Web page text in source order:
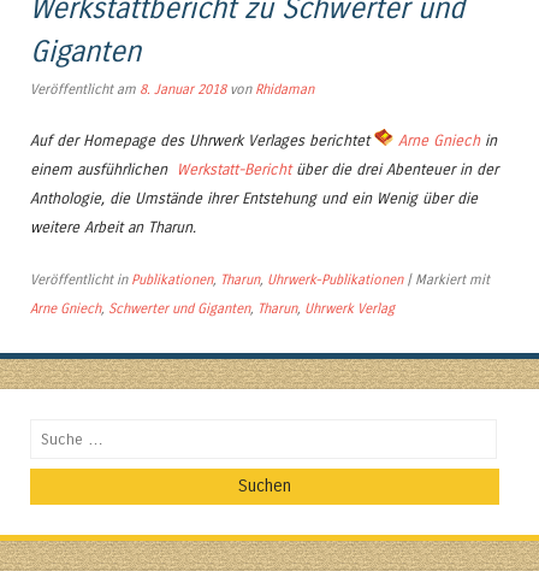
Werkstattbericht zu Schwerter und
Giganten
Veröffentlicht am 8. Januar 2018von Rhidaman
Auf der Homepage des Uhrwerk Verlages berichtet Arne Gniechin
einem ausführlichen Werkstatt-Berichtüber die drei Abenteuer in der
Anthologie, die Umstände ihrer Entstehung und ein Wenig über die
weitere Arbeit an Tharun.
Veröffentlicht in Publikationen, Tharun, Uhrwerk-Publikationen | Markiert mit
Arne Gniech, Schwerter und Giganten, Tharun, Uhrwerk Verlag
Suchen